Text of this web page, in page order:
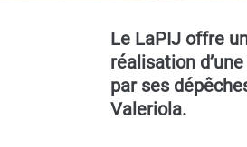
Le LaPIJ offre
réalisation
par ses
Valeriola.